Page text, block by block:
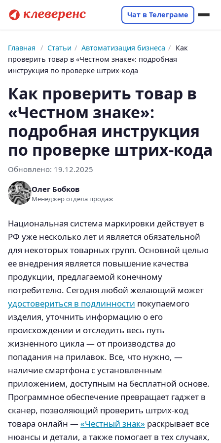
Чат в Телеграме
Главная / Статьи / Автоматизация бизнеса / Как
проверить товар в «Честном знаке»: подробная
инструкция по проверке штрих-кода
Как проверить товар в
«Честном знаке»:
подробная инструкция
по проверке штрих-кода
Обновлено: 19.12.2025
Олег Бобков
Менеджер отдела продаж
Национальная система маркировки действует в
РФ уже несколько лет и является обязательной
для некоторых товарных групп. Основной целью
ее внедрения является повышение качества
продукции, предлагаемой конечному
потребителю. Сегодня любой желающий может
удостовериться в подлинности покупаемого
изделия, уточнить информацию о его
происхождении и отследить весь путь
жизненного цикла — от производства до
попадания на прилавок. Все, что нужно, —
наличие смартфона с установленным
приложением, доступным на бесплатной основе.
Программное обеспечение превращает гаджет в
сканер, позволяющий проверить штрих-код
товара онлайн —«Честный знак» раскрывает все
нюансы и детали, а также помогает в тех случаях,